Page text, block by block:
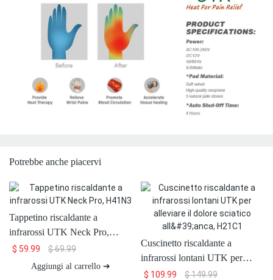
Potrebbe anche piacervi
Tappetino riscaldante a
infrarossi UTK Neck Pro,
H41N3
$ 59.99 $69.99
Aggiungi al carrello ➔
Cuscinetto riscaldante a
infrarossi lontani UTK per
alleviare il dolore sciatico
$ 109.99 $149.99